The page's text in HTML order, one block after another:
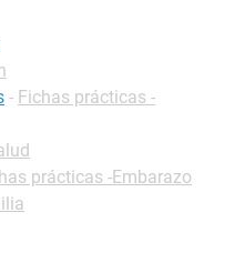
- Fichas prácticas -
prácticas -Embarazo